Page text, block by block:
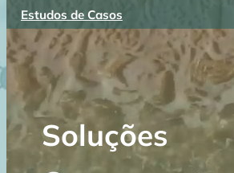
Estudos de Casos
Soluções